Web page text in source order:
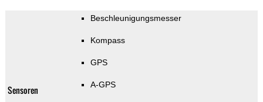
Sensoren
Beschleunigungsmesser
Kompass
GPS
A-GPS